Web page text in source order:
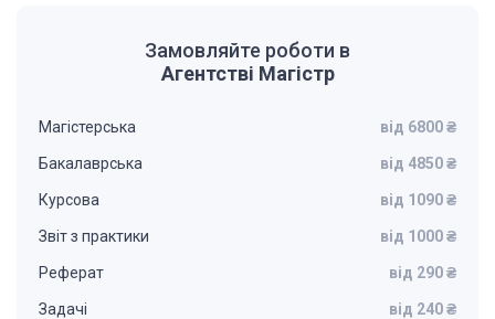
Замовляйте роботи в
Агентстві Магістр
Магістерська від 6800 ₴
Бакалаврська від 4850 ₴
Курсова від 1090 ₴
Звіт з практики від 1000 ₴
Реферат від 290 ₴
Задачі від 240 ₴